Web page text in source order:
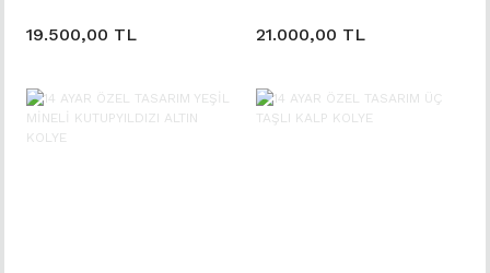
19.500,00 TL 21.000,00 TL